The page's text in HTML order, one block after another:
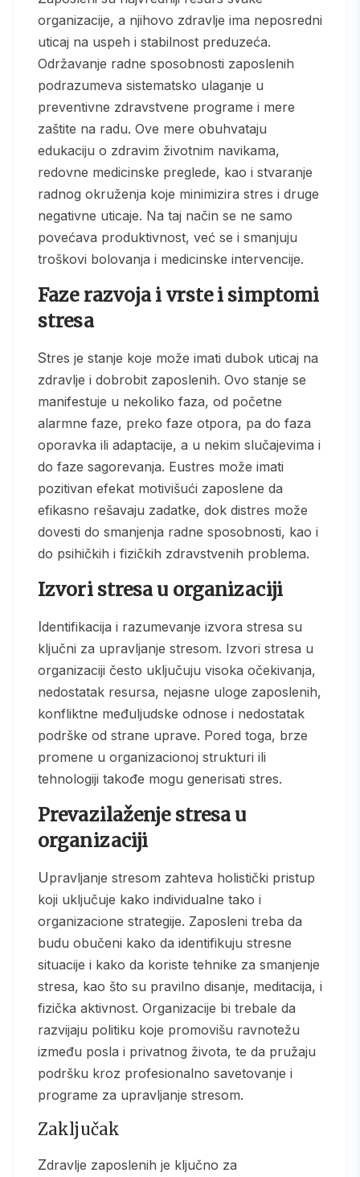
organizacije, a njihovo zdravlje ima neposredni
uticaj na uspeh i stabilnost preduzeća.
Održavanje radne sposobnosti zaposlenih
podrazumeva sistematsko ulaganje u
preventivne zdravstvene programe i mere
zaštite na radu. Ove mere obuhvataju
edukaciju o zdravim životnim navikama,
redovne medicinske preglede, kao i stvaranje
radnog okruženja koje minimizira stres i druge
negativne uticaje. Na taj način se ne samo
povećava produktivnost, već se i smanjuju
troškovi bolovanja i medicinske intervencije.
Faze razvoja i vrste i simptomi
stresa
Stres je stanje koje može imati dubok uticaj na
zdravlje i dobrobit zaposlenih. Ovo stanje se
manifestuje u nekoliko faza, od početne
alarmne faze, preko faze otpora, pa do faza
oporavka ili adaptacije, a u nekim slučajevima i
do faze sagorevanja. Eustres može imati
pozitivan efekat motivišući zaposlene da
efikasno rešavaju zadatke, dok distres može
dovesti do smanjenja radne sposobnosti, kao i
do psihičkih i fizičkih zdravstvenih problema.
Izvori stresa u organizaciji
Identifikacija i razumevanje izvora stresa su
ključni za upravljanje stresom. Izvori stresa u
organizaciji često uključuju visoka očekivanja,
nedostatak resursa, nejasne uloge zaposlenih,
konfliktne međuljudske odnose i nedostatak
podrške od strane uprave. Pored toga, brze
promene u organizacionoj strukturi ili
tehnologiji takođe mogu generisati stres.
Prevazilaženje stresa u
organizaciji
Upravljanje stresom zahteva holistički pristup
koji uključuje kako individualne tako i
organizacione strategije. Zaposleni treba da
budu obučeni kako da identifikuju stresne
situacije i kako da koriste tehnike za smanjenje
stresa, kao što su pravilno disanje, meditacija, i
fizička aktivnost. Organizacije bi trebale da
razvijaju politiku koje promovišu ravnotežu
između posla i privatnog života, te da pružaju
podršku kroz profesionalno savetovanje i
programe za upravljanje stresom.
Zaključak
Zdravlje zaposlenih je ključno za